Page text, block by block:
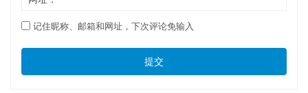
记住昵称、邮箱和网址，下次评论免输入
提交